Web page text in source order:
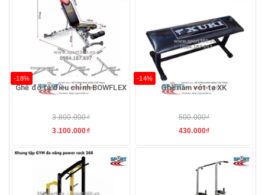
-18%
Ghế đỡ tạ điều chỉnh BOWFLEX
3.800.000₫
3.100.000₫
-14%
Ghế nằm vớt tạ XK
500.000₫
430.000₫